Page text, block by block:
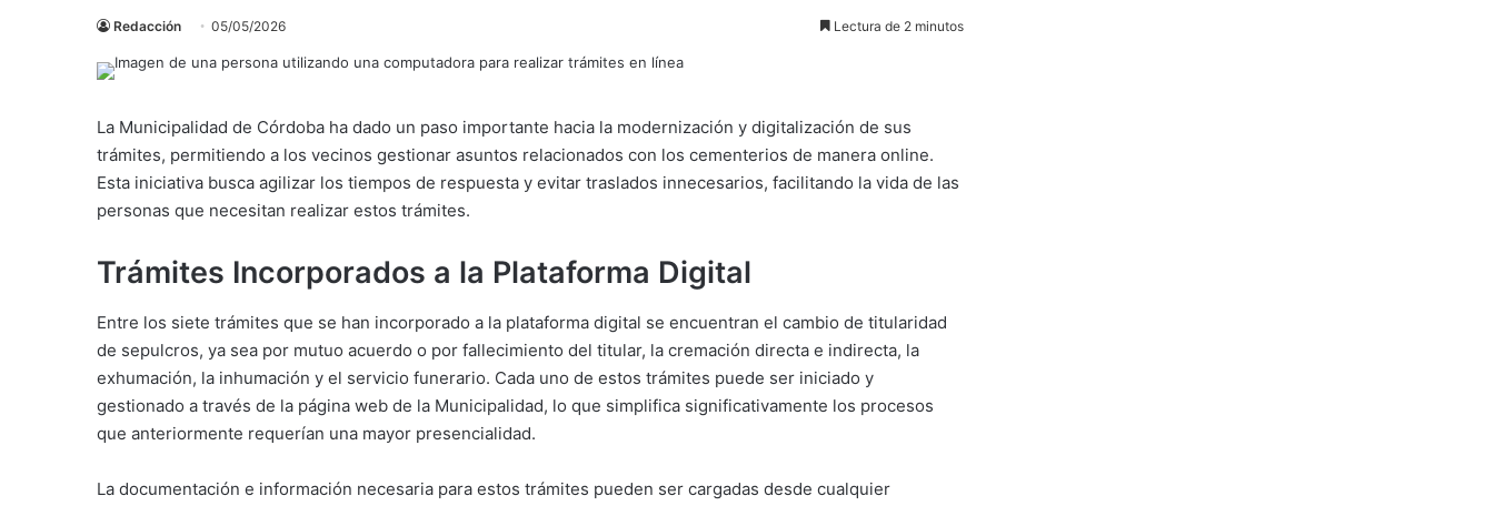
Redacción 05/05/2026 Lectura de 2 minutos
La Municipalidad de Córdoba ha dado un paso importante hacia la modernización y digitalización de sus
trámites, permitiendo a los vecinos gestionar asuntos relacionados con los cementerios de manera online.
Esta iniciativa busca agilizar los tiempos de respuesta y evitar traslados innecesarios, facilitando la vida de las
personas que necesitan realizar estos trámites.
Trámites Incorporados a la Plataforma Digital
Entre los siete trámites que se han incorporado a la plataforma digital se encuentran el cambio de titularidad
de sepulcros, ya sea por mutuo acuerdo o por fallecimiento del titular, la cremación directa e indirecta, la
exhumación, la inhumación y el servicio funerario. Cada uno de estos trámites puede ser iniciado y
gestionado a través de la página web de la Municipalidad, lo que simplifica significativamente los procesos
que anteriormente requerían una mayor presencialidad.
La documentación e información necesaria para estos trámites pueden ser cargadas desde cualquier